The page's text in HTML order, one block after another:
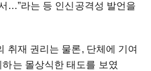
…”라는 등 인신공격성 발언을
취재 권리는 물론, 단체에 기여
는 몰상식한 태도를 보였